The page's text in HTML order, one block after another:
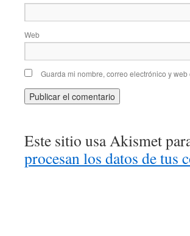
Web
Guarda mi nombre, correo electrónico y
Este sitio usa Akismet
procesan los datos de tus